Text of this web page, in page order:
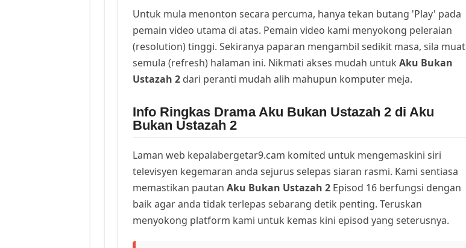
Untuk mula menonton secara percuma, hanya tekan butang 'Play' pada
pemain video utama di atas. Pemain video kami menyokong peleraian
(resolution) tinggi. Sekiranya paparan mengambil sedikit masa, sila muat
semula (refresh) halaman ini. Nikmati akses mudah untuk Aku Bukan
Ustazah 2dari peranti mudah alih mahupun komputer meja.
Info Ringkas Drama Aku Bukan Ustazah 2 di Aku
Bukan Ustazah 2
Laman web kepalabergetar9.cam komited untuk mengemaskini siri
televisyen kegemaran anda sejurus selepas siaran rasmi. Kami sentiasa
memastikan pautan Aku Bukan Ustazah 2Episod 16 berfungsi dengan
baik agar anda tidak terlepas sebarang detik penting. Teruskan
menyokong platform kami untuk kemas kini episod yang seterusnya.